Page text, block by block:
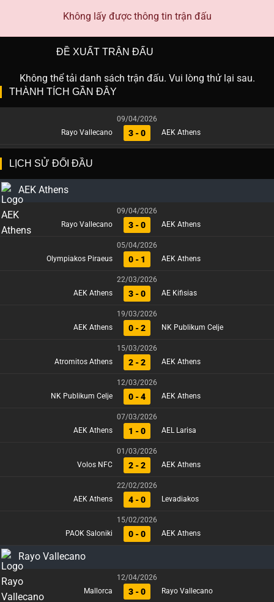
Không lấy được thông tin trận đấu
ĐỀ XUẤT TRẬN ĐẤU
Không thể tải danh sách trận đấu. Vui lòng thử lại sau.
THÀNH TÍCH GẦN ĐÂY
09/04/2026
Rayo Vallecano
3 - 0 AEK Athens
LỊCH SỬ ĐỐI ĐẦU
AEK Athens
09/04/2026
Rayo Vallecano
3 - 0 AEK Athens
05/04/2026
Olympiakos Piraeus
0 - 1 AEK Athens
22/03/2026
AEK Athens
3 - 0 AE Kifisias
19/03/2026
AEK Athens
0 - 2 NK Publikum Celje
15/03/2026
Atromitos Athens
2 - 2 AEK Athens
12/03/2026
NK Publikum Celje
0 - 4 AEK Athens
07/03/2026
AEK Athens
1 - 0 AEL Larisa
01/03/2026
Volos NFC
2 - 2 AEK Athens
22/02/2026
AEK Athens
4 - 0 Levadiakos
15/02/2026
PAOK Saloniki
0 - 0 AEK Athens
Rayo Vallecano
12/04/2026
Mallorca
3 - 0 Rayo Vallecano